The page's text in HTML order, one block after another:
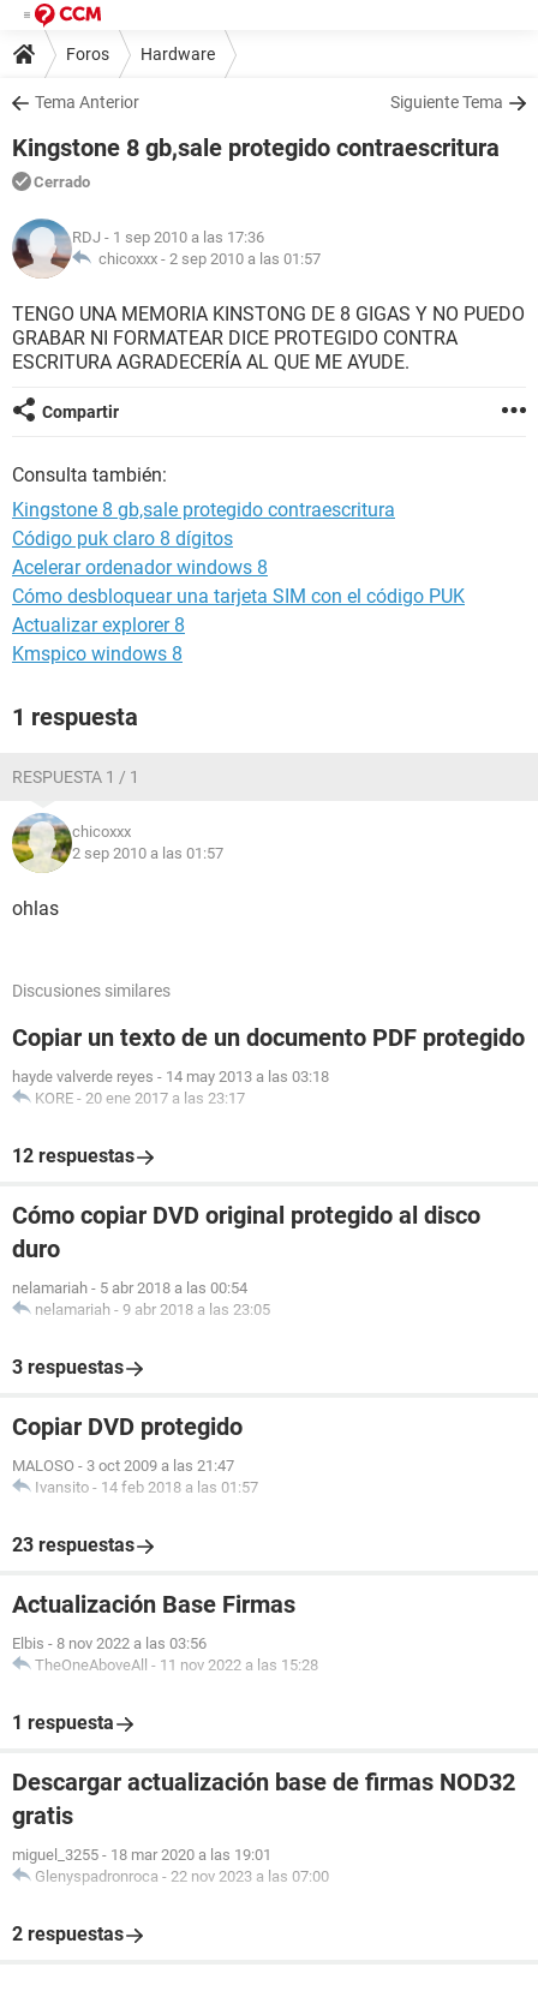
Foros Hardware
Tema Anterior Siguiente Tema
Kingstone 8 gb,sale protegido contraescritura
Cerrado
RDJ - 1 sep 2010 a las 17:36
chicoxxx - 2 sep 2010 a las 01:57
TENGO UNA MEMORIA KINSTONG DE 8 GIGAS Y NO PUEDO
GRABAR NI FORMATEAR DICE PROTEGIDO CONTRA
ESCRITURA AGRADECERÍA AL QUE ME AYUDE.
Compartir
Consulta también:
Kingstone 8 gb,sale protegido contraescritura
Código puk claro 8 dígitos
Acelerar ordenador windows 8
Cómo desbloquear una tarjeta SIM con el código PUK
Actualizar explorer 8
Kmspico windows 8
1 respuesta
RESPUESTA 1 / 1
chicoxxx
2 sep 2010 a las 01:57
ohlas
Discusiones similares
Copiar un texto de un documento PDF protegido
hayde valverde reyes - 14 may 2013 a las 03:18
KORE - 20 ene 2017 a las 23:17
12 respuestas
Cómo copiar DVD original protegido al disco
duro
nelamariah - 5 abr 2018 a las 00:54
nelamariah - 9 abr 2018 a las 23:05
3 respuestas
Copiar DVD protegido
MALOSO - 3 oct 2009 a las 21:47
Ivansito - 14 feb 2018 a las 01:57
23 respuestas
Actualización Base Firmas
Elbis - 8 nov 2022 a las 03:56
TheOneAboveAll - 11 nov 2022 a las 15:28
1 respuesta
Descargar actualización base de firmas NOD32
gratis
miguel_3255 - 18 mar 2020 a las 19:01
Glenyspadronroca - 22 nov 2023 a las 07:00
2 respuestas